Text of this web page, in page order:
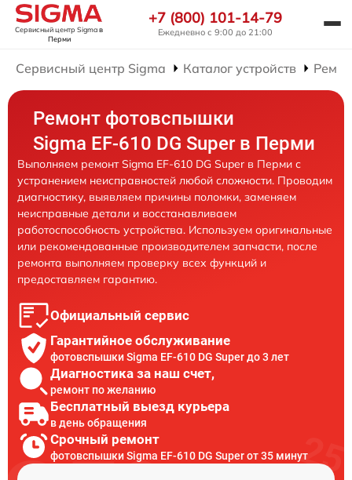
Сервисный центр Sigmaв
Перми
+7 (800) 101-14-79
Ежедневно с 9:00 до 21:00
Сервисный центр Sigma Каталог устройств
Ремонт фотовспышки
Sigma EF-610 DG Super в Перми
Выполняем ремонт Sigma EF-610 DG Super в Перми с
устранением неисправностей любой сложности. Проводим
диагностику, выявляем причины поломки, заменяем
неисправные детали и восстанавливаем
работоспособность устройства. Используем оригинальные
или рекомендованные производителем запчасти, после
ремонта выполняем проверку всех функций и
предоставляем гарантию.
Официальный сервис
Гарантийное обслуживание
фотовспышки Sigma EF-610 DG Super до 3 лет
Диагностика за наш счет,
ремонт по желанию
Бесплатный выезд курьера
в день обращения
Срочный ремонт
фотовспышки Sigma EF-610 DG Super от 35 минут